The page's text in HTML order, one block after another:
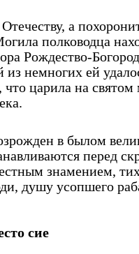
а
полководца
Рождество-
немногих ей
царила на святом
в былом
перед
знамением,
душу усопшего
сие